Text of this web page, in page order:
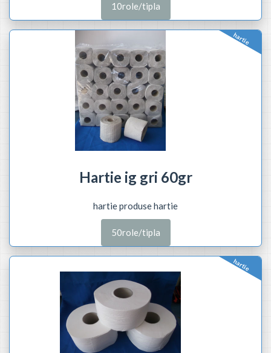
10role/tipla
hartie
Hartie ig gri 60gr
hartie produse hartie
50role/tipla
hartie